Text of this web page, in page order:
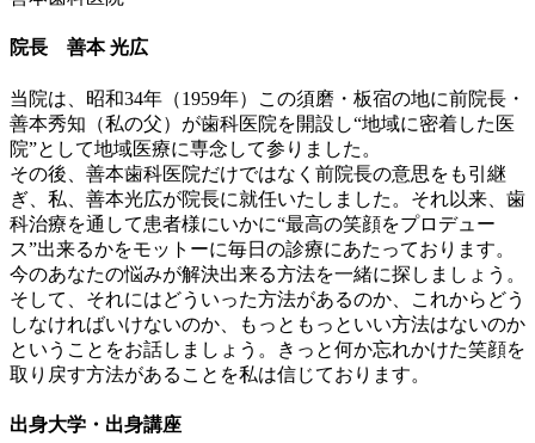
院長 善本 光広
当院は、昭和34年（1959年）この須磨・板宿の地に前院長・
善本秀知（私の父）が歯科医院を開設し“地域に密着した医
院”として地域医療に専念して参りました。
その後、善本歯科医院だけではなく前院長の意思をも引継
ぎ、私、善本光広が院長に就任いたしました。それ以来、歯
科治療を通して患者様にいかに“最高の笑顔をプロデュー
ス”出来るかをモットーに毎日の診療にあたっております。
今のあなたの悩みが解決出来る方法を一緒に探しましょう。
そして、それにはどういった方法があるのか、これからどう
しなければいけないのか、もっともっといい方法はないのか
ということをお話しましょう。きっと何か忘れかけた笑顔を
取り戻す方法があることを私は信じております。
出身大学・出身講座